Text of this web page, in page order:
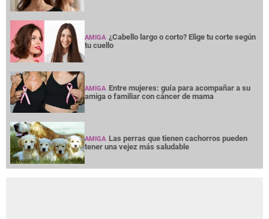
AMIGA ¿Cabello largo o corto? Elige tu corte según
tu cuello
AMIGA Entre mujeres: guía para acompañar a su
amiga o familiar con cáncer de mama
AMIGA Las perras que tienen cachorros pueden
tener una vejez más saludable